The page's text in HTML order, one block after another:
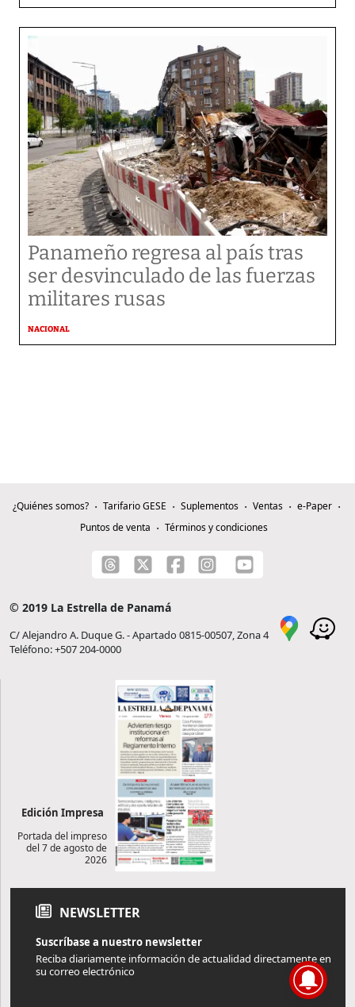
Panameño regresa al país tras
ser desvinculado de las fuerzas
militares rusas
NACIONAL
¿Quiénes somos? Tarifario GESE Suplementos Ventas
e-Paper
Puntos de venta
Términos y condiciones
© 2019 La Estrella de Panamá
C/ Alejandro A. Duque G. - Apartado 0815-00507, Zona 4
Teléfono: +507 204-0000
Edición Impresa
Portada del impreso
del 7 de agosto de
2026
NEWSLETTER
Suscríbase a nuestro newsletter
Reciba diariamente información de actualidad directamente en
su correo electrónico